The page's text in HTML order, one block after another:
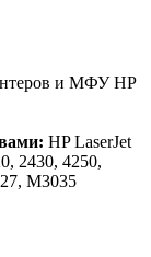
и МФУ HP
HP LaserJet
2430, 4250,
M3035